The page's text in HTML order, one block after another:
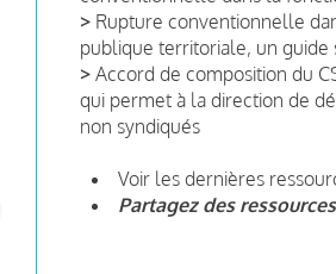
> Rupture conventionnelle
publique territoriale, un guide
> Accord de composition du
qui permet à la direction de
non syndiqués
Voir les dernières
Partagez des ressources